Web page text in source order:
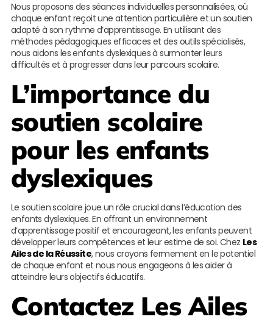
Nous proposons des séances individuelles personnalisées, où
chaque enfant reçoit une attention particulière et un soutien
adapté à son rythme d’apprentissage. En utilisant des
méthodes pédagogiques efficaces et des outils spécialisés,
nous aidons les enfants dyslexiques à surmonter leurs
difficultés et à progresser dans leur parcours scolaire.
L’importance du
soutien scolaire
pour les enfants
dyslexiques
Le soutien scolaire joue un rôle crucial dans l’éducation des
enfants dyslexiques. En offrant un environnement
d’apprentissage positif et encourageant, les enfants peuvent
développer leurs compétences et leur estime de soi. Chez Les
Ailes de la Réussite, nous croyons fermement en le potentiel
de chaque enfant et nous nous engageons à les aider à
atteindre leurs objectifs éducatifs.
Contactez Les Ailes